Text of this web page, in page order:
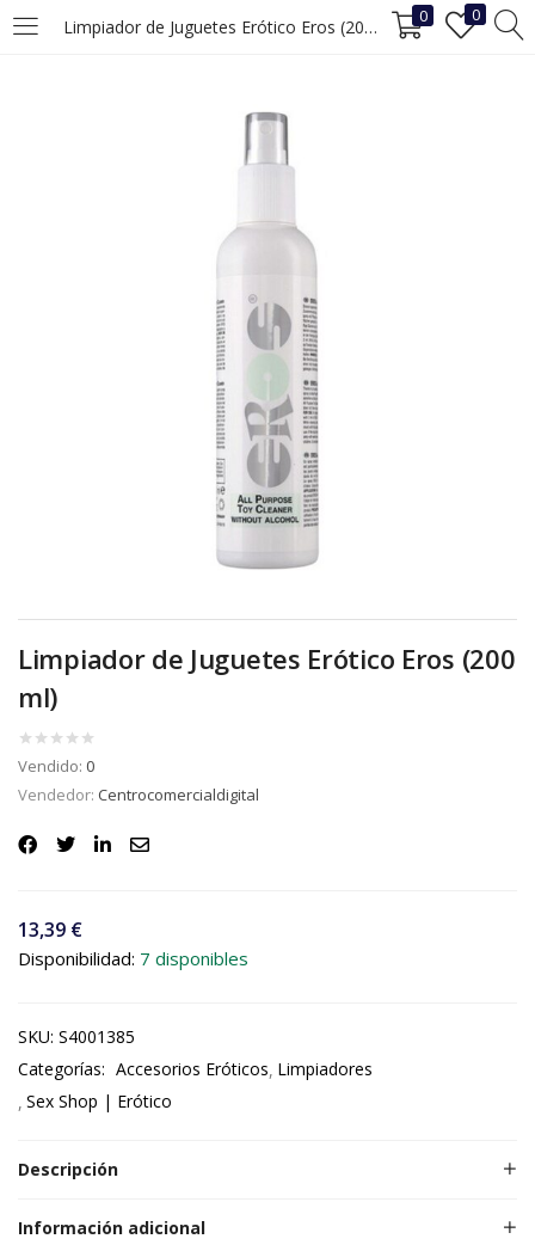
Limpiador de Juguetes Erótico Eros (200 ml) 0 0
INICIAR SESIÓN REGISTRO
Ingrese su nombre de usuario y contraseña para iniciar sesión.
Iniciar Sesión
¿Ha perdido la contraseña?
Limpiador de Juguetes Erótico Eros (200
ml)
Vendido: 0
Vendedor: Centrocomercialdigital
13,39 €
Disponibilidad: 7 disponibles
SKU: S4001385
Categorías: Accesorios Eróticos Limpiadores
Sex Shop | Erótico
Descripción
Información adicional